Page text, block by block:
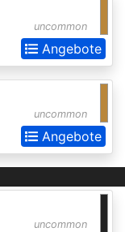
uncommon
Angebote
uncommon
Angebote
uncommon